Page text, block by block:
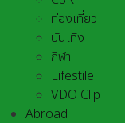
ท่องเที่ยว
บันเทิง
กีฬา
Lifestile
VDO Clip
Abroad